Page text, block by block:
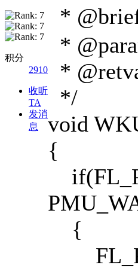
积分
2910
收听
TA
发消
息
*
*
*
*/
void
{
{